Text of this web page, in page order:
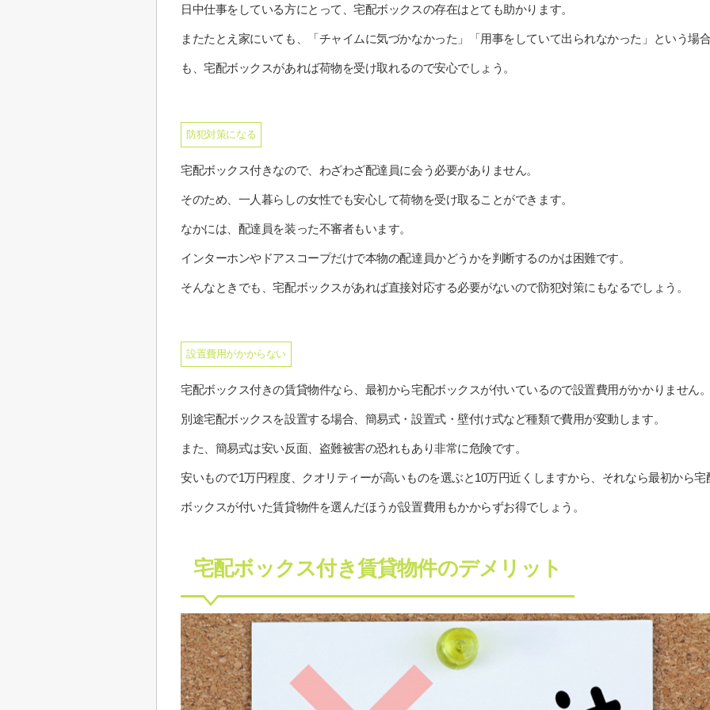
日中仕事をしている方にとって、宅配ボックスの存在はとても助かります。
またたとえ家にいても、「チャイムに気づかなかった」「用事をしていて出られなかった」という場
も、宅配ボックスがあれば荷物を受け取れるので安心でしょう。
防犯対策になる
宅配ボックス付きなので、わざわざ配達員に会う必要がありません。
そのため、一人暮らしの女性でも安心して荷物を受け取ることができます。
なかには、配達員を装った不審者もいます。
インターホンやドアスコープだけで本物の配達員かどうかを判断するのかは困難です。
そんなときでも、宅配ボックスがあれば直接対応する必要がないので防犯対策にもなるでしょう。
設置費用がかからない
宅配ボックス付きの賃貸物件なら、最初から宅配ボックスが付いているので設置費用がかかりません
別途宅配ボックスを設置する場合、簡易式・設置式・壁付け式など種類で費用が変動します。
また、簡易式は安い反面、盗難被害の恐れもあり非常に危険です。
安いもので1万円程度、クオリティーが高いものを選ぶと10万円近くしますから、それなら最初から宅
ボックスが付いた賃貸物件を選んだほうが設置費用もかからずお得でしょう。
宅配ボックス付き賃貸物件のデメリット